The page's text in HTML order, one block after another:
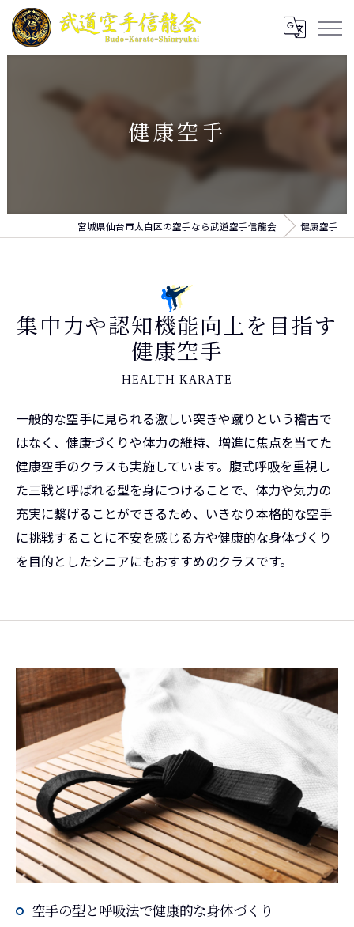
健康空手
宮城県仙台市太白区の空手なら武道空手信龍会 健康空手
集中力や認知機能向上を目指す
健康空手
HEALTH KARATE
一般的な空手に見られる激しい突きや蹴りという稽古で
はなく、健康づくりや体力の維持、増進に焦点を当てた
健康空手のクラスも実施しています。腹式呼吸を重視し
た三戦と呼ばれる型を身につけることで、体力や気力の
充実に繋げることができるため、いきなり本格的な空手
に挑戦することに不安を感じる方や健康的な身体づくり
を目的としたシニアにもおすすめのクラスです。
空手の型と呼吸法で健康的な身体づくり